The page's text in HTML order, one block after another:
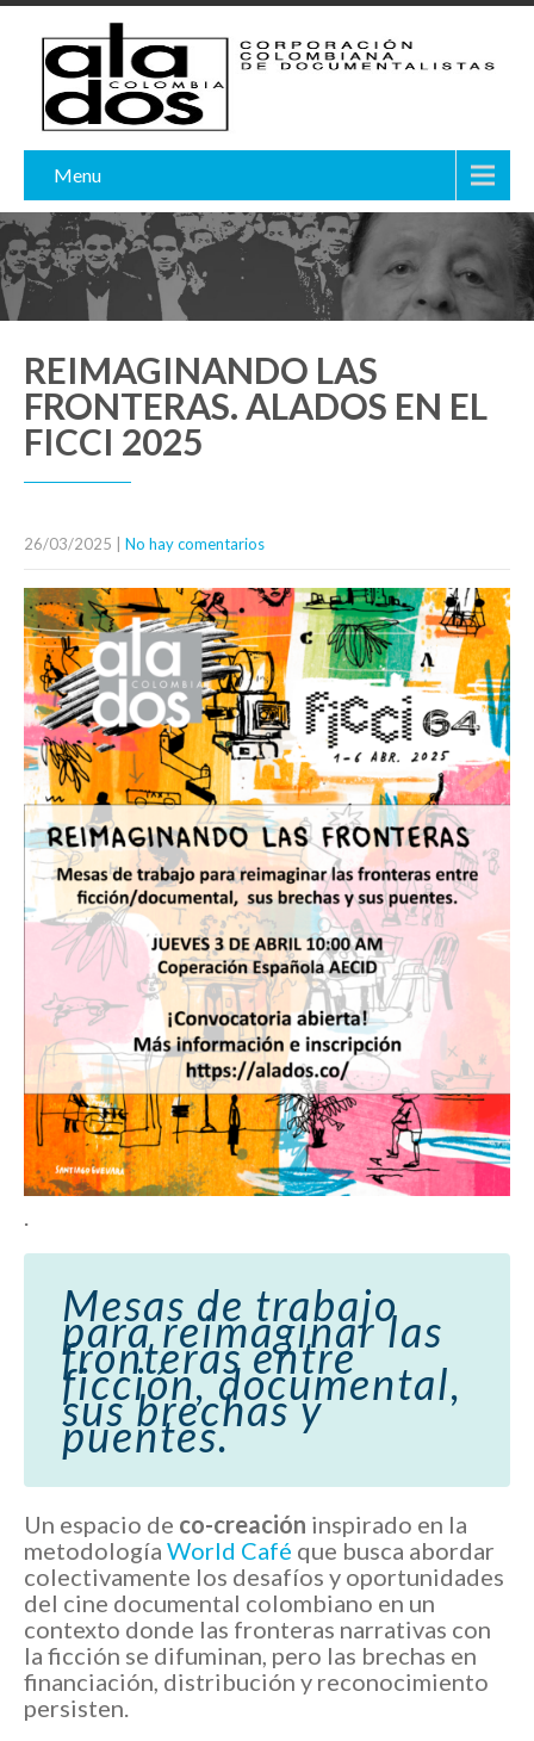
Menu
REIMAGINANDO LAS
FRONTERAS. ALADOS EN EL
FICCI 2025
26/03/2025 | No hay comentarios
Mesas de trabajo
para reimaginar las
fronteras entre
ficción, documental,
sus brechas y
puentes.
Un espacio de co-creación inspirado en la
metodología World Café que busca abordar
colectivamente los desafíos y oportunidades
del cine documental colombiano en un
contexto donde las fronteras narrativas con
la ficción se difuminan, pero las brechas en
financiación, distribución y reconocimiento
persisten.